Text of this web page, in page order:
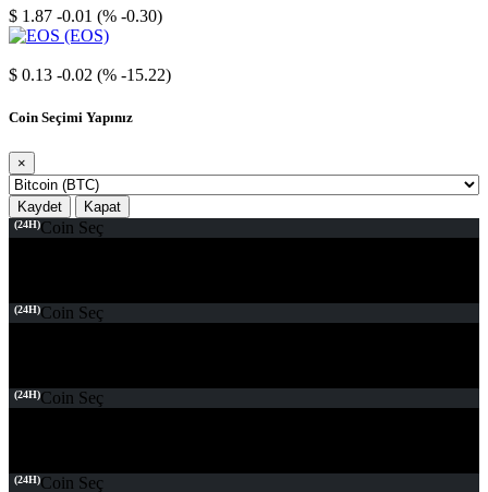
$ 1.87 -0.01 (% -0.30)
$ 0.13 -0.02 (% -15.22)
Coin Seçimi Yapınız
×
Kaydet Kapat
(24H)Coin Seç
(24H)Coin Seç
(24H)Coin Seç
(24H)Coin Seç